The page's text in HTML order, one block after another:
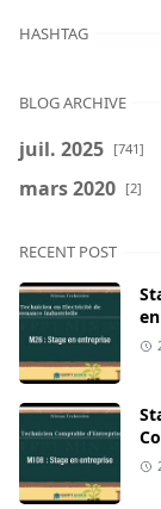
HASHTAG
BLOG ARCHIVE
juil. 2025 [741]
mars 2020 [2]
RECENT POST